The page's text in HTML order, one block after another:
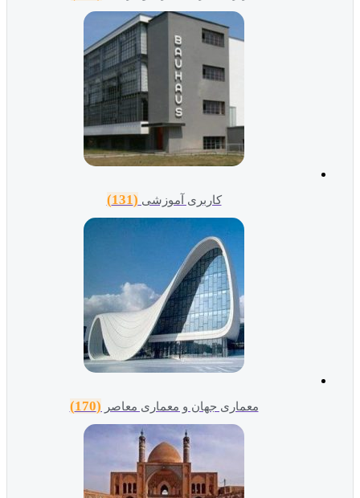
کاربری آموزشی (131)
معماری جهان و معماری معاصر (170)